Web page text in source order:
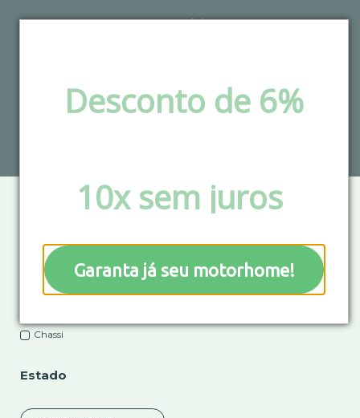
Desconto de 6%
10x sem juros
Garanta já seu motorhome!
Motorhomes
Tipo do veículo
Ônibus
Trailer
Chassi
Estado